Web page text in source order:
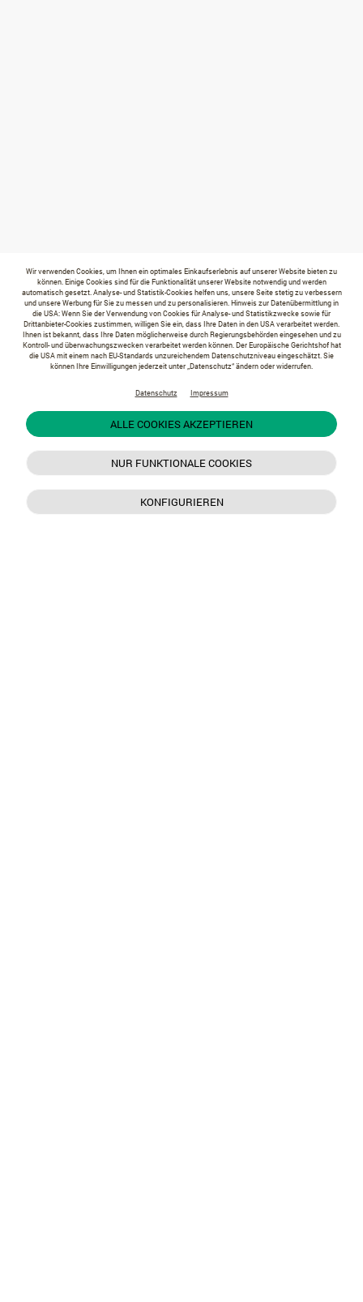
Wir verwenden Cookies, um Ihnen ein optimales Einkaufserlebnis auf unserer Website bieten zu
können. Einige Cookies sind für die Funktionalität unserer Website notwendig und werden
automatisch gesetzt. Analyse- und Statistik-Cookies helfen uns, unsere Seite stetig zu verbessern
und unsere Werbung für Sie zu messen und zu personalisieren. Hinweis zur Datenübermittlung in
die USA: Wenn Sie der Verwendung von Cookies für Analyse- und Statistikzwecke sowie für
Drittanbieter-Cookies zustimmen, willigen Sie ein, dass Ihre Daten in den USA verarbeitet werden.
Ihnen ist bekannt, dass Ihre Daten möglicherweise durch Regierungsbehörden eingesehen und zu
Kontroll- und überwachungszwecken verarbeitet werden können. Der Europäische Gerichtshof hat
die USA mit einem nach EU-Standards unzureichendem Datenschutzniveau eingeschätzt. Sie
können Ihre Einwilligungen jederzeit unter „Datenschutz“ ändern oder widerrufen.
Datenschutz Impressum
ALLE COOKIES AKZEPTIEREN
NUR FUNKTIONALE COOKIES
KONFIGURIEREN